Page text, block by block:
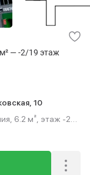
— -2/19 этаж
10
6.2 м², этаж -2